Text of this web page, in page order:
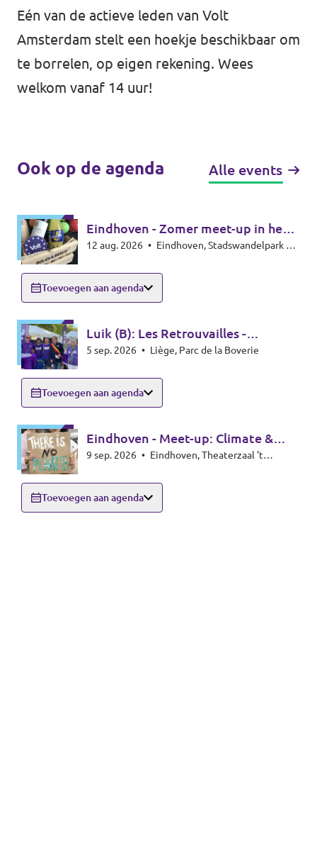
Volt There - Buitenlandstichting Volt
Charge - Wetenschappelijk Platform Volt
Eén van de actieve leden van Volt
Amsterdam stelt een hoekje beschikbaar om
te borrelen, op eigen rekening. Wees
welkom vanaf 14 uur!
Ook op de agenda Alle events
Eindhoven - Zomer meet-up in het
park - Summer meet-up
12 aug. 2026 •
Toevoegen aan agenda
Luik (B): Les Retrouvailles -
infostand
5 sep. 2026 • Liège, Parc de la Boverie
Toevoegen aan agenda
Eindhoven - Meet-up: Climate &
Energy special
9 sep. 2026 •
Eindhoven
Toevoegen aan agenda